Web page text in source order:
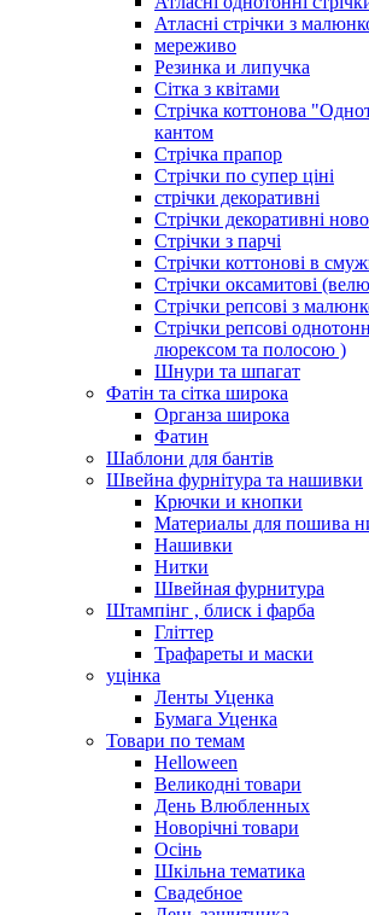
Атласні стрічки з
мереживо
Резинка и липучка
Сітка з квітами
Стрічка коттонова
кантом
Стрічка прапор
Стрічки по супер ціні
стрічки декоративні
Стрічки декоративні
Стрічки з парчі
Стрічки коттонові в
Стрічки оксамитові
Стрічки репсові з
Стрічки репсові
люрексом та полосою )
Шнури та шпагат
Фатін та сітка широка
Органза широка
Фатин
Шаблони для бантів
Швейна фурнітура та нашивки
Крючки и кнопки
Материалы для пошива
Нашивки
Нитки
Швейная фурнитура
Штампінг , блиск і фарба
Гліттер
Трафареты и маски
уцінка
Ленты Уценка
Бумага Уценка
Товари по темам
Helloween
Великодні товари
День Влюбленных
Новорічні товари
Осінь
Шкільна тематика
Свадебное